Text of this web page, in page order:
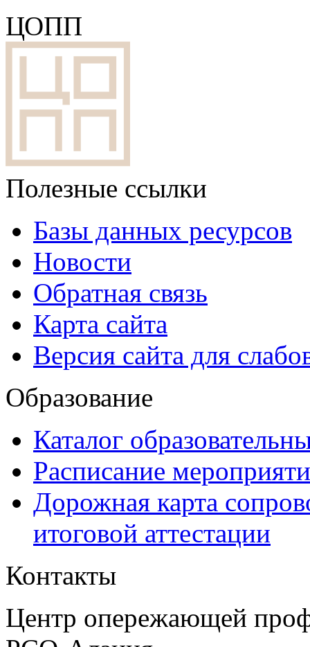
ЦОПП
Полезные ссылки
Базы данных ресурсов
Новости
Обратная связь
Карта сайта
Версия сайта для
Образование
Каталог
Расписание
Дорожная карта
итоговой аттестации
Контакты
Центр опережающей